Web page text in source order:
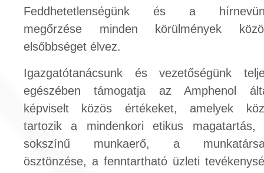
Feddhetetlenségünk és a
megőrzése minden körülmények
elsőbbséget élvez.
Igazgatótanácsunk és vezetőségünk
egészében támogatja az Amphenol
képviselt közös értékeket, amelyek
tartozik a mindenkori etikus magatartás,
sokszínű munkaerő, a
ösztönzése, a fenntartható üzleti